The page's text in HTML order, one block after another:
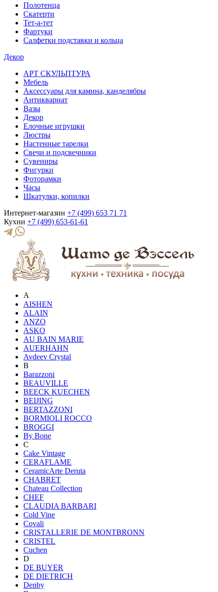
Полотенца
Скатерти
Тет-а-тет
Фартуки
Салфетки подставки и кольца
Декор
АРТ СКУЛЬПТУРА
Мебель
Аксессуары для камина, канделябры
Антиквариат
Вазы
Декор
Елочные игрушки
Люстры
Настенные тарелки
Свечи и подсвечники
Сувениры
Фигурки
Фоторамки
Часы
Шкатулки, копилки
Интернет-магазин +7 (499) 653 71 71
Кухни +7 (499) 653-61-61
A
AISHEN
ALAIN
ANZO
ASKO
AU BAIN MARIE
AUERHAHN
Avdeev Crystal
B
Barazzoni
BEAUVILLE
BEECK KUECHEN
BEIJING
BERTAZZONI
BORMIOLI ROCCO
BROGGI
By Bone
C
Cake Vintage
CERAFLAME
CeramicArte Deruta
CHABRET
Chateau Collection
CHEF
CLAUDIA BARBARI
Cold Vine
Covali
CRISTALLERIE DE MONTBRONN
CRISTEL
Cuchen
D
DE BUYER
DE DIETRICH
Denby